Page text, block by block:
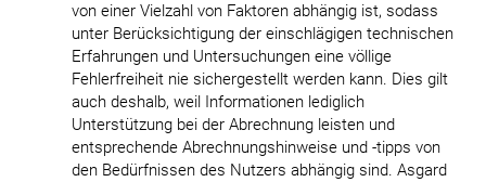
von einer Vielzahl von Faktoren abhängig ist, sodass
unter Berücksichtigung der einschlägigen technischen
Erfahrungen und Untersuchungen eine völlige
Fehlerfreiheit nie sichergestellt werden kann. Dies gilt
auch deshalb, weil Informationen lediglich
Unterstützung bei der Abrechnung leisten und
entsprechende Abrechnungshinweise und -tipps von
den Bedürfnissen des Nutzers abhängig sind. Asgard